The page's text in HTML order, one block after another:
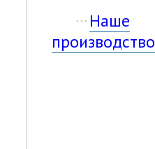
Наше
производство